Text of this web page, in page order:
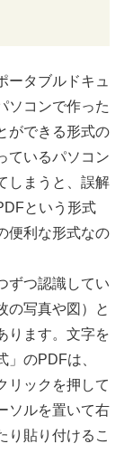
ータブルドキュ
ソコンで作った
ができる形式の
ているパソコン
しまうと、誤解
という形式
便利な形式なの
ずつ認識してい
の写真や図）と
ります。文字を
」のPDFは、
リックを押して
ソルを置いて右
り 貼り付けるこ